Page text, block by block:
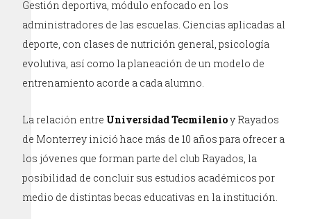
Gestión deportiva, módulo enfocado en los
administradores de las escuelas. Ciencias aplicadas al
deporte, con clases de nutrición general, psicología
evolutiva, así como la planeación de un modelo de
entrenamiento acorde a cada alumno.
La relación entre Universidad Tecmilenioy Rayados
de Monterrey inició hace más de 10 años para ofrecer a
los jóvenes que forman parte del club Rayados, la
posibilidad de concluir sus estudios académicos por
medio de distintas becas educativas en la institución.